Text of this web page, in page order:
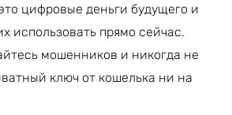
цифровые деньги будущего и
использовать прямо сейчас.
мошенников и никогда не
ключ от кошелька ни на